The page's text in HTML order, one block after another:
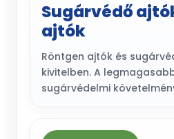
Sugárvédő
ajtók
Röntgen ajtók és
kivitelben. A
sugárvédelmi